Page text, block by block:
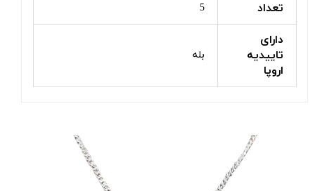
تعداد 5
دارای
تاییدیه
اروپا
بله